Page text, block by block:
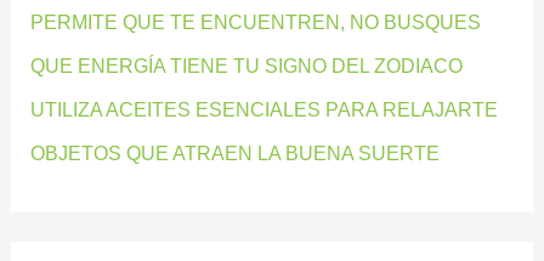
o
r
:
PERMITE QUE TE ENCUENTREN, NO BUSQUES
QUE ENERGÍA TIENE TU SIGNO DEL ZODIACO
UTILIZA ACEITES ESENCIALES PARA RELAJARTE
OBJETOS QUE ATRAEN LA BUENA SUERTE